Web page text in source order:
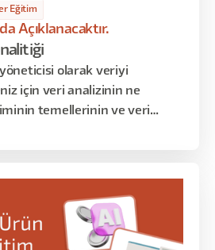
Eğitim
Açıklanacaktır.
olarak veriyi
için veri analizinin ne
temellerinin ve veri